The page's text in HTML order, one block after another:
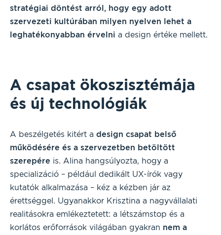
stratégiai döntést arról, hogy egy adott
szervezeti kultúrában milyen nyelven lehet a
leghatékonyabban érvelni a design értéke mellett.
A csapat ökoszisztémája
és új technológiák
A beszélgetés kitért a design csapat belső
működésére és a szervezetben betöltött
szerepére is. Alina hangsúlyozta, hogy a
specializáció – például dedikált UX-írók vagy
kutatók alkalmazása – kéz a kézben jár az
érettséggel. Ugyanakkor Krisztina a nagyvállalati
realitásokra emlékeztetett: a létszámstop és a
korlátos erőforrások világában gyakran nem a